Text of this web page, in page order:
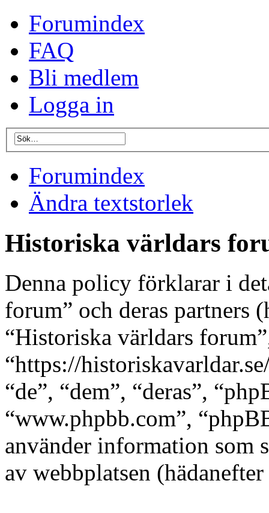
Forumindex
FAQ
Bli medlem
Logga in
Forumindex
Ändra textstorlek
Historiska världars
Denna policy förklarar i
forum” och deras partners
“Historiska världars
“https://
“de”, “dem”, “deras”,
“www.phpbb.com”,
använder information som
av webbplatsen